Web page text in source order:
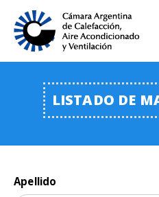
LISTADO DE
Apellido